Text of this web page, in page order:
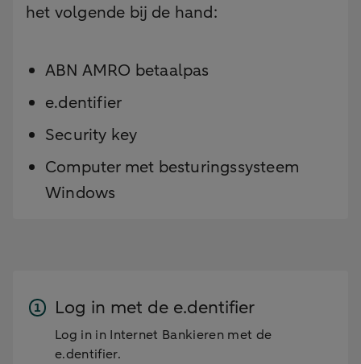
het volgende bij de hand:
ABN AMRO betaalpas
e.dentifier
Security key
Computer met besturingssysteem
Windows
Log in met de e.dentifier
Log in in Internet Bankieren met de
e.dentifier.